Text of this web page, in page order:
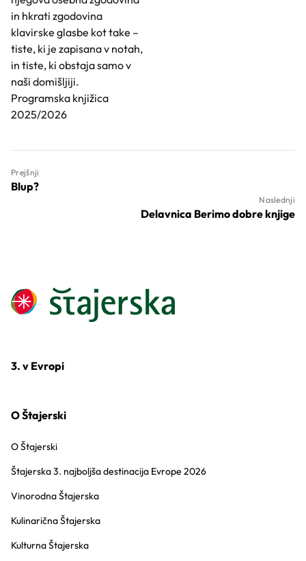
in hkrati zgodovina
klavirske glasbe kot take –
tiste, ki je zapisana v notah,
in tiste, ki obstaja samo v
naši domišljiji.
Programska knjižica
2025/2026
Prejšnji
Blup?
Naslednji
Delavnica Berimo dobre knjige
3. v Evropi
O Štajerski
O Štajerski
Štajerska 3. najboljša destinacija Evrope 2026
Vinorodna Štajerska
Kulinarična Štajerska
Kulturna Štajerska